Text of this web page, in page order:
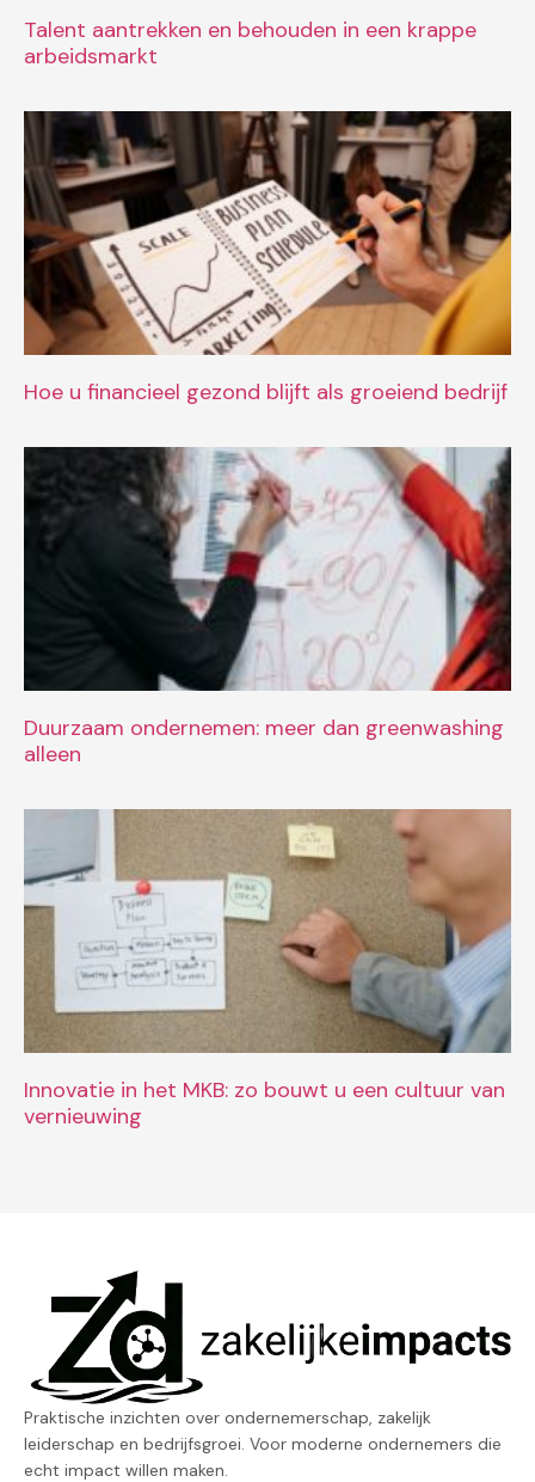
Talent aantrekken en behouden in een krappe
arbeidsmarkt
Hoe u financieel gezond blijft als groeiend bedrijf
Duurzaam ondernemen: meer dan greenwashing
alleen
Innovatie in het MKB: zo bouwt u een cultuur van
vernieuwing
Praktische inzichten over ondernemerschap, zakelijk
leiderschap en bedrijfsgroei. Voor moderne ondernemers die
echt impact willen maken.